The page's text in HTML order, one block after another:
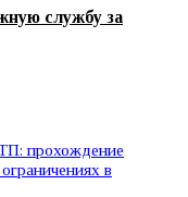
службу за
прохождение
в